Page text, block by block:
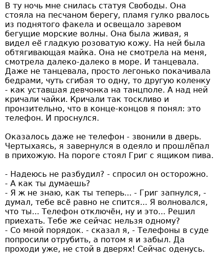
В ту ночь мне снилась статуя Свободы. Она
стояла на песчаном берегу, пламя гулко рвалось
из поднятого факела и освещало заревом
бегущие морские волны. Она была живая, я
видел её гладкую розоватую кожу. На ней была
обтягивающая майка. Она не смотрела на меня,
смотрела далеко-далеко в море. И танцевала.
Даже не танцевала, просто легонько покачивала
бедрами, чуть сгибая то одну, то другую коленку
- как уставшая девчонка на танцполе. А над ней
кричали чайки. Кричали так тоскливо и
пронзительно, что в конце-концов я понял: это
телефон. И проснулся.
Оказалось даже не телефон - звонили в дверь.
Чертыхаясь, я завернулся в одеяло и прошлёпал
в прихожую. На пороге стоял Григ с ящиком пива.
- Надеюсь не разбудил? - спросил он осторожно.
- А как ты думаешь?
- Я ж не знаю, как ты теперь... - Григ запнулся, -
думал, тебе всё равно не спится... Я волновался,
что ты... Телефон отключён, ну и это... Решил
приехать. Тебе же сейчас нельзя одному?
- Со мной порядок. - сказал я, - Телефоны в суде
попросили отрубить, а потом я и забыл. Да
проходи уже, не стой в дверях! Сейчас оденусь.